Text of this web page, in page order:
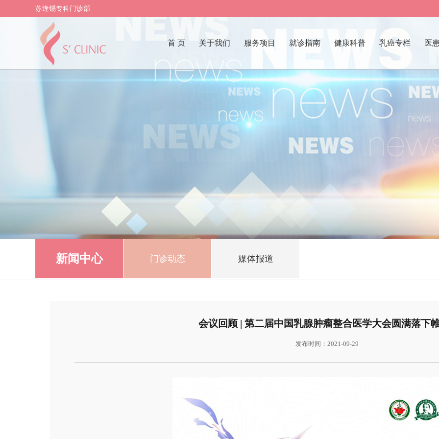
苏逢锡专科门诊部
首 页 关于我们 服务项目 就诊指南 健康科普 乳癌专栏 医
新闻中心 门诊动态 媒体报道
会议回顾 | 第二届中国乳腺肿瘤整合医学大会圆满落下
发布时间：2021-09-29